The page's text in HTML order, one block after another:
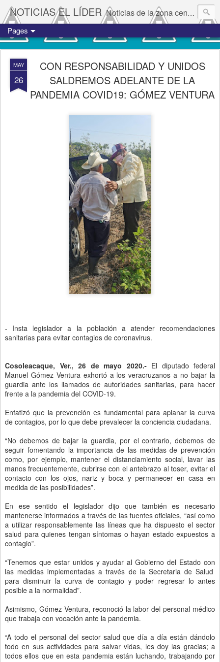
NOTICIAS EL LÍDER Noticias de la zona centro del estado de Veracruz.
Pages
MAY
26
CON RESPONSABILIDAD Y UNIDOS
SALDREMOS ADELANTE DE LA
PANDEMIA COVID19: GÓMEZ VENTURA
- Insta legislador a la población a atender recomendaciones
sanitarias para evitar contagios de coronavirus.
Cosoleacaque, Ver., 26 de mayo 2020.-El diputado federal
Manuel Gómez Ventura exhortó a los veracruzanos a no bajar la
guardia ante los llamados de autoridades sanitarias, para hacer
frente a la pandemia del COVID-19.
Enfatizó que la prevención es fundamental para aplanar la curva
de contagios, por lo que debe prevalecer la conciencia ciudadana.
“No debemos de bajar la guardia, por el contrario, debemos de
seguir fomentando la importancia de las medidas de prevención
como, por ejemplo, mantener el distanciamiento social, lavar las
manos frecuentemente, cubrirse con el antebrazo al toser, evitar el
contacto con los ojos, nariz y boca y permanecer en casa en
medida de las posibilidades”.
En ese sentido el legislador dijo que también es necesario
mantenerse informados a través de las fuentes oficiales, “así como
a utilizar responsablemente las líneas que ha dispuesto el sector
salud para quienes tengan síntomas o hayan estado expuestos a
contagio”.
“Tenemos que estar unidos y ayudar al Gobierno del Estado con
las medidas implementadas a través de la Secretaria de Salud
para disminuir la curva de contagio y poder regresar lo antes
posible a la normalidad”.
Asimismo, Gómez Ventura, reconoció la labor del personal médico
que trabaja con vocación ante la pandemia.
“A todo el personal del sector salud que día a día están dándolo
todo en sus actividades para salvar vidas, les doy las gracias; a
todos ellos que en esta pandemia están luchando, trabajando por